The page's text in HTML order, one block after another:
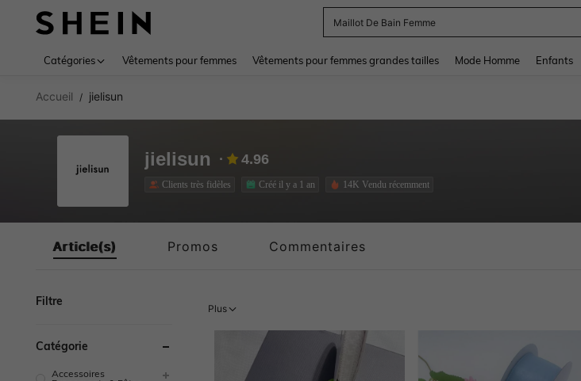
Maillot De Bain Femme
Catégories Vêtements pour femmes Vêtements pour femmes grandes tailles Mode Homme Enfants
Accueil / jielisun
jielisun 4.96
Clients très fidèles Créé il y a 1 an 14K Vendu récemment
Article(s) Promos Commentaires
Filtre
Catégorie
Accessoires
Plus